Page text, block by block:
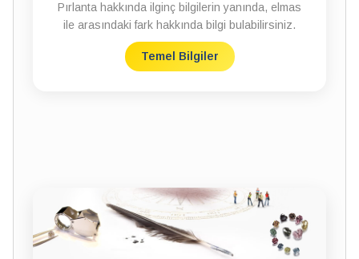
Pırlanta hakkında ilginç bilgilerin yanında, elmas
ile arasındaki fark hakkında bilgi bulabilirsiniz.
Temel Bilgiler